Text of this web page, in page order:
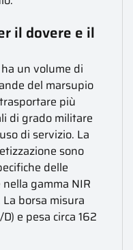
il dovere e il
un volume di
del marsupio
più
di grado militare
di servizio. La
sono
delle
gamma NIR
borsa misura
e pesa circa 162